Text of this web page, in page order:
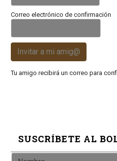
Correo electrónico de confirmación
Invitar a mi amig@
Tu amigo recibirá un correo para
SUSCRÍBETE AL